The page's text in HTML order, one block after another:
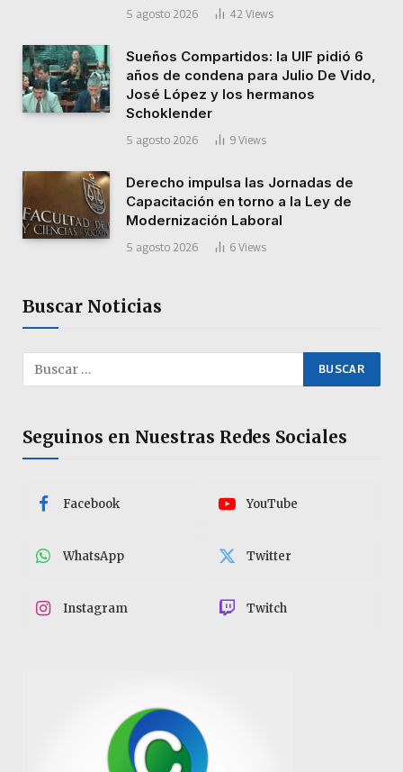
5 agosto 2026 42 Views
Sueños Compartidos: la UIF pidió 6
años de condena para Julio De Vido,
José López y los hermanos
Schoklender
5 agosto 2026 9 Views
Derecho impulsa las Jornadas de
Capacitación en torno a la Ley de
Modernización Laboral
5 agosto 2026 6 Views
Buscar Noticias
Seguinos en Nuestras Redes Sociales
Facebook YouTube
WhatsApp Twitter
Instagram Twitch